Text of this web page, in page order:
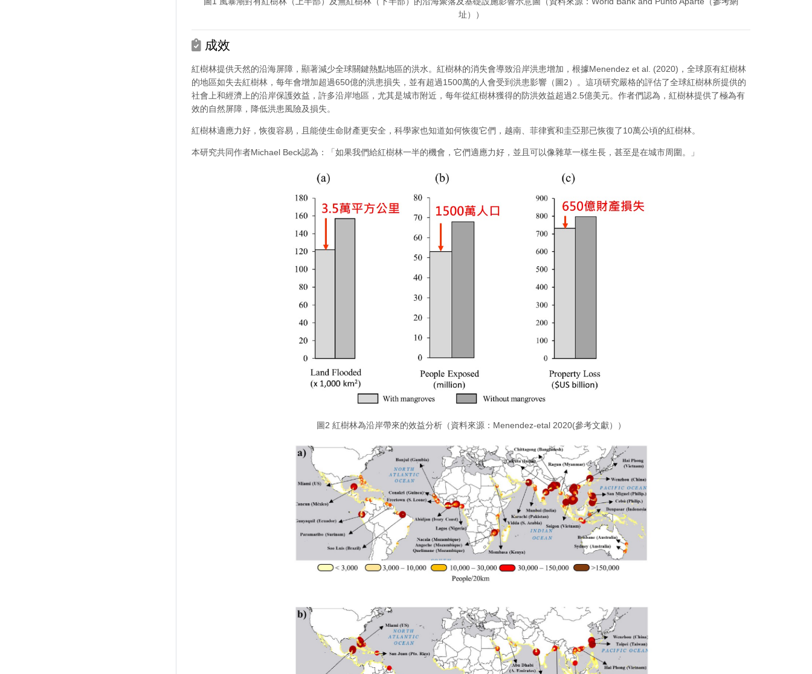
址））
成效
紅樹林提供天然的沿海屏障，顯著減少全球關鍵熱點地區的洪水。紅樹林的消失會導致沿岸洪患增加，根據Menendez et al. (2020)，全球原有紅樹林
的地區如失去紅樹林，每年會增加超過650億的洪患損失，並有超過1500萬的人會受到洪患影響（圖2）。這項研究嚴格的評估了全球紅樹林所提供的
社會上和經濟上的沿岸保護效益，許多沿岸地區，尤其是城市附近，每年從紅樹林獲得的防洪效益超過2.5億美元。作者們認為，紅樹林提供了極為有
效的自然屏障，降低洪患風險及損失。
紅樹林適應力好，恢復容易，且能使生命財產更安全，科學家也知道如何恢復它們，越南、菲律賓和圭亞那已恢復了10萬公頃的紅樹林。
本研究共同作者Michael Beck認為：「如果我們給紅樹林一半的機會，它們適應力好，並且可以像雜草一樣生長，甚至是在城市周圍。」
圖2 紅樹林為沿岸帶來的效益分析（資料來源：Menendez-etal 2020(參考文獻））